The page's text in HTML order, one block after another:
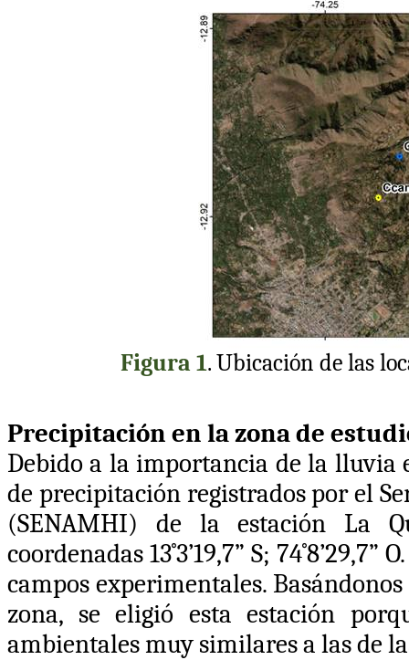
Figura 1. Ubicación de las
Precipitación en la zona de
Debido a la importancia de la lluvia
de precipitación registrados por el
(SENAMHI) de la estación La
coordenadas 13˚3’19,7” S; 74˚8’29,7” O
campos experimentales.
zona, se eligió esta estación
ambientales muy similares a las de